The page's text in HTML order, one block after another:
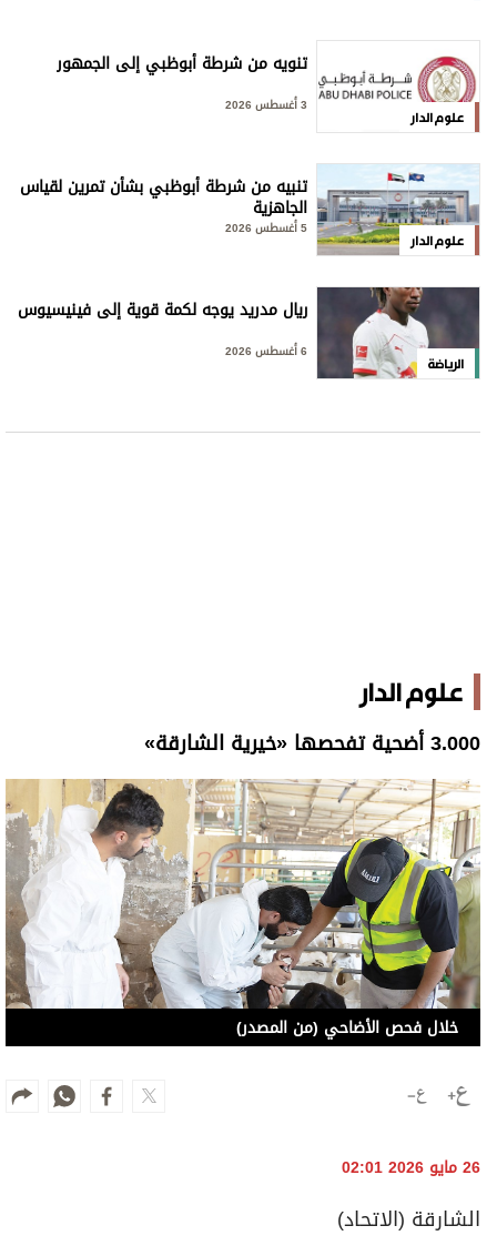
علوم الدار
تنويه من شرطة أبوظبي إلى الجمهور
علوم الدار
تنبيه من شرطة أبوظبي بشأن تمرين لقياس
الجاهزية
5 أغسطس 2026
الرياضة
ريال مدريد يوجه لكمة قوية إلى فينيسيوس
علوم الدار
3.000 أضحية تفحصها «خيرية الشارقة»
خلال فحص الأضاحي (من المصدر)
26 مايو 2026 02:01
الشارقة (الاتحاد)